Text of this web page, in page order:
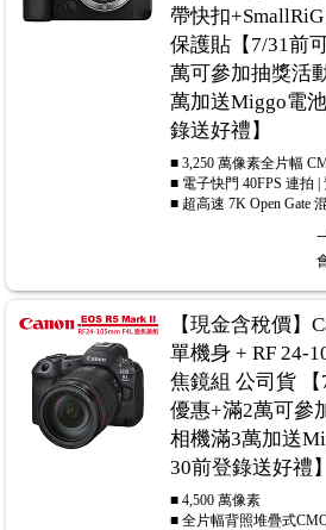
帶快扣
保護貼【7/31前
萬可參加抽獎活
萬加送Miggo電
錄送好禮】
■ 3,250 萬像素全片幅
■ 電子快門 40FPS 連拍
■ 超高速 7K Open Gate
【現金含稅價】
單機身 + RF 24-
焦鏡組 公司貨
優惠+滿2萬可參
相機滿3萬加送
30前登錄送好禮】
■ 4,500 萬像素
■ 全片幅背照堆疊式